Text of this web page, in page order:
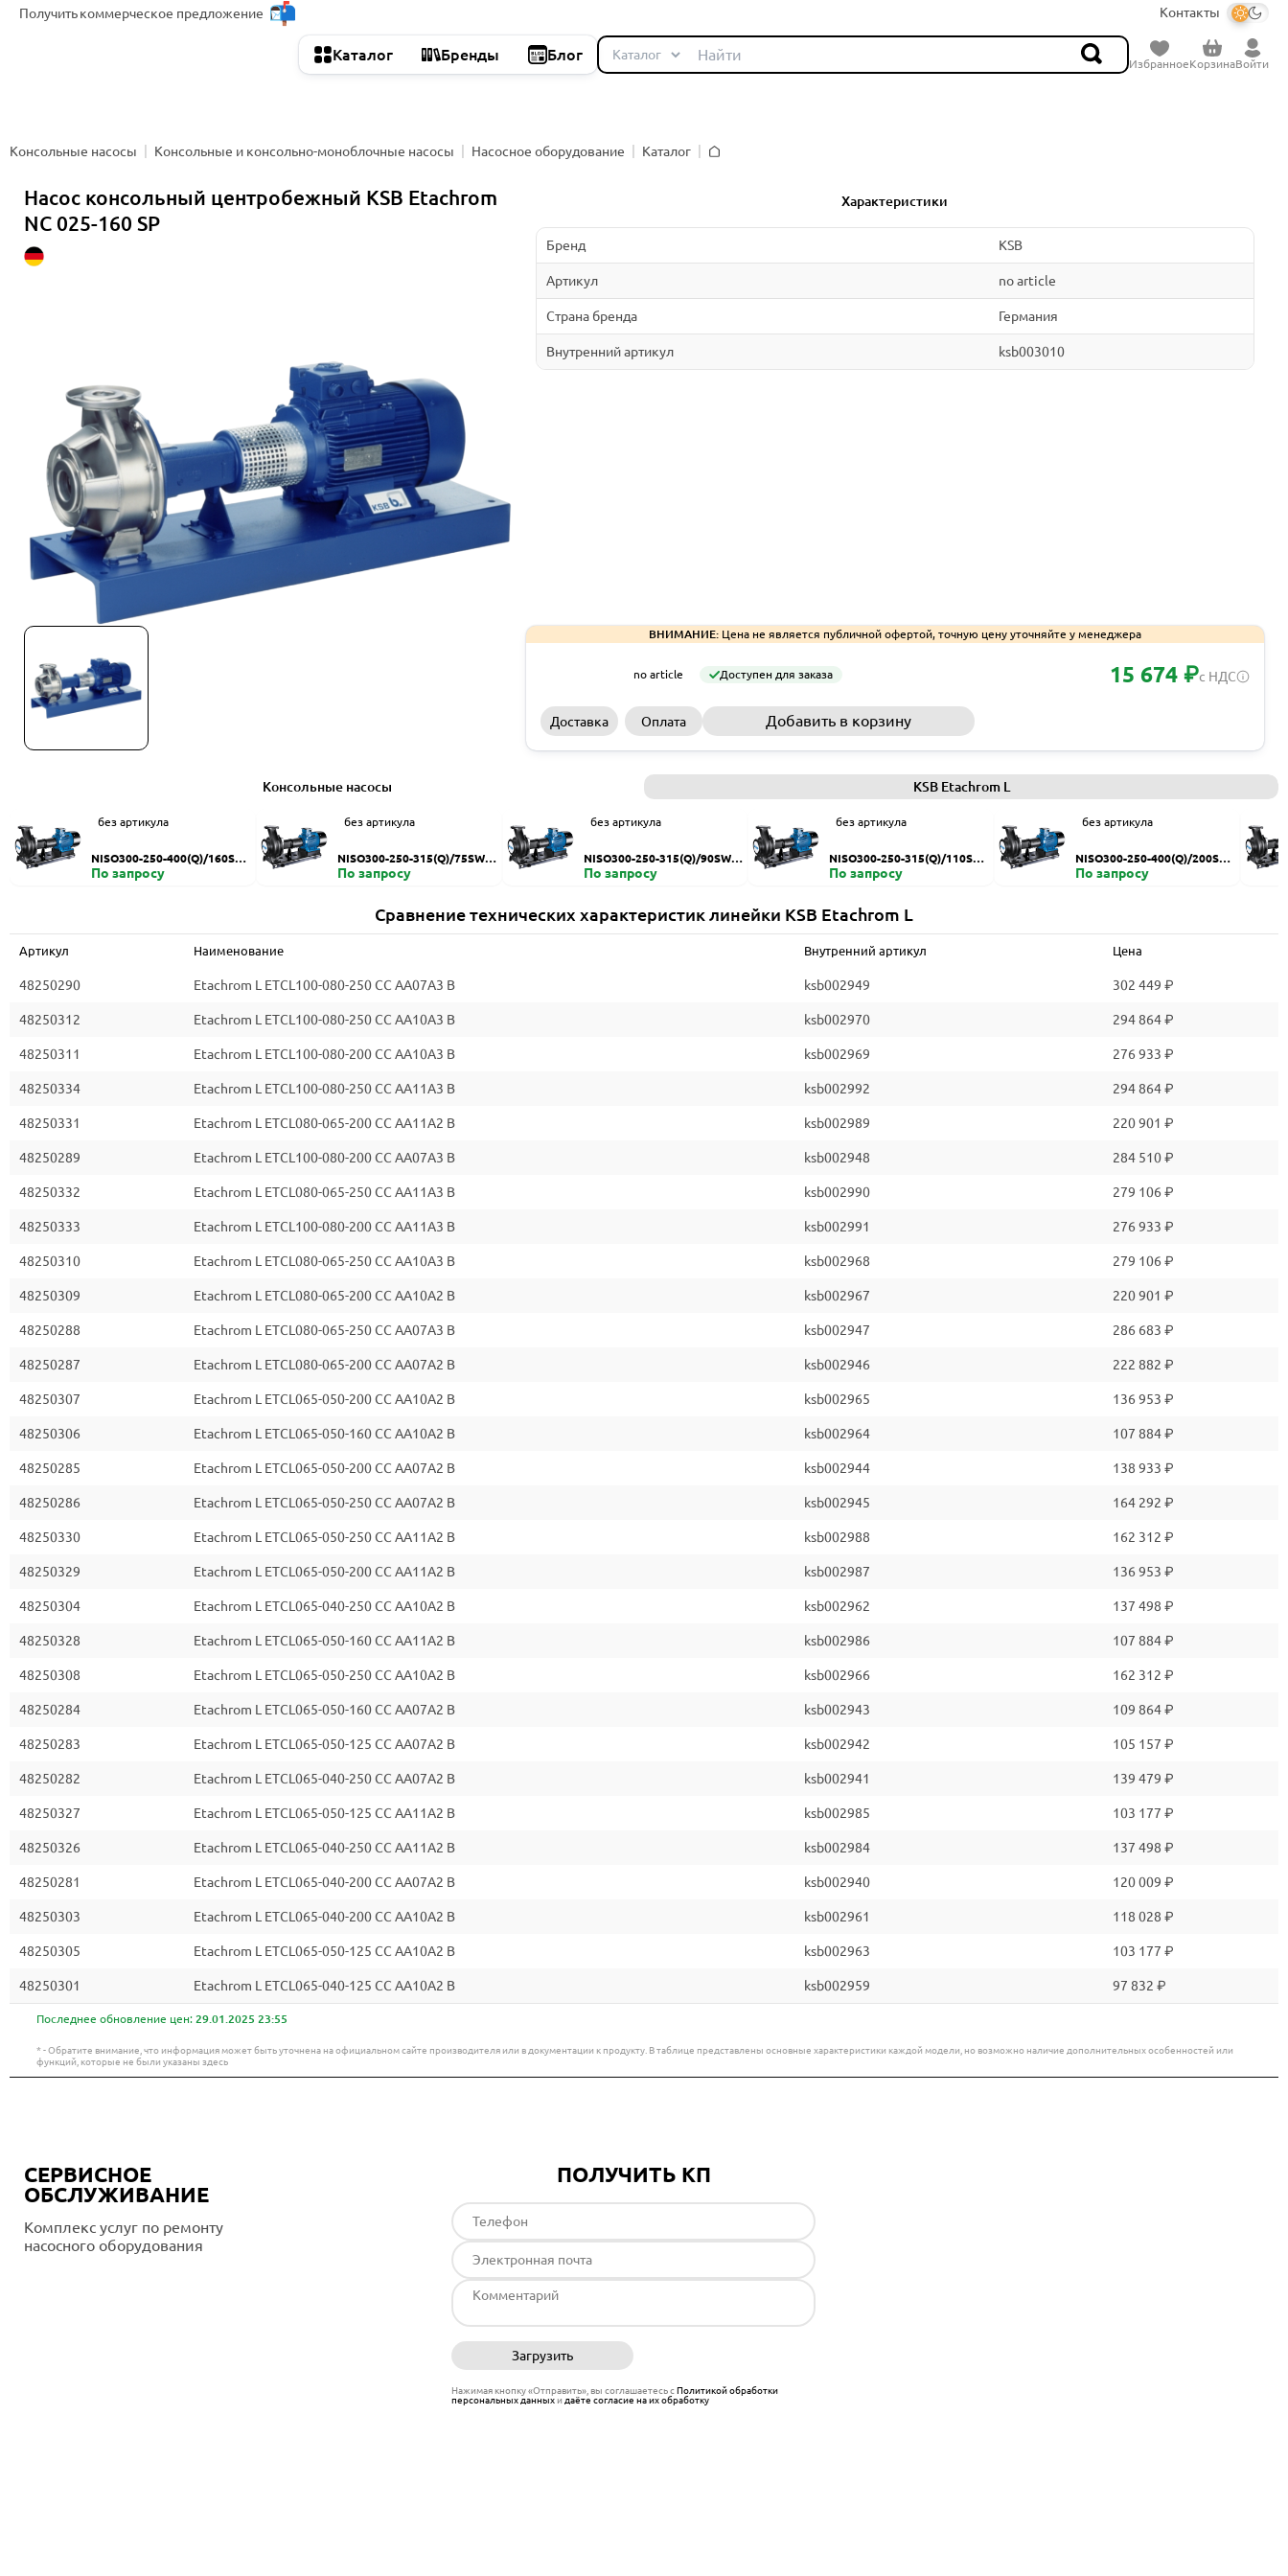
Получитькоммерческое предложение Контакты
Каталог Бренды Блог
ИзбранноеКорзинаВойти
Консольные насосы Консольные и консольно-моноблочные насосы Насосное оборудование
Каталог
Насос консольный центробежный KSB Etachrom
NC 025-160 SP
Характеристики
Бренд KSB
Артикул no article
Страна бренда Германия
Внутренний артикул ksb003010
ВНИМАНИЕ:Цена не является публичной офертой, точную цену уточняйте у менеджера
no article Доступен для заказа 15 674 ₽с НДС
Доставка Оплата Добавить в корзину
Консольные насосы KSB Etachrom L
без артикула
NISO300-250-400(Q)/160SW
HZDI
По запросу
без артикула
NISO300-250-315(Q)/75SWH
ZDI
По запросу
без артикула
NISO300-250-315(Q)/90SWH
ZDI
По запросу
без артикула
NISO300-250-315(Q)/110SW
HZDI
По запросу
без артикула
NISO300-250-400(Q)/200SW
HZDI
По запросу
Сравнение технических характеристик линейки KSB Etachrom L
Артикул Наименование Внутренний артикул Цена
48250290 Etachrom L ETCL100-080-250 CC AA07A3 B ksb002949 302 449 ₽
48250312 Etachrom L ETCL100-080-250 CC AA10A3 B ksb002970 294 864 ₽
48250311 Etachrom L ETCL100-080-200 CC AA10A3 B ksb002969 276 933 ₽
48250334 Etachrom L ETCL100-080-250 CC AA11A3 B ksb002992 294 864 ₽
48250331 Etachrom L ETCL080-065-200 CC AA11A2 B ksb002989 220 901 ₽
48250289 Etachrom L ETCL100-080-200 CC AA07A3 B ksb002948 284 510 ₽
48250332 Etachrom L ETCL080-065-250 CC AA11A3 B ksb002990 279 106 ₽
48250333 Etachrom L ETCL100-080-200 CC AA11A3 B ksb002991 276 933 ₽
48250310 Etachrom L ETCL080-065-250 CC AA10A3 B ksb002968 279 106 ₽
48250309 Etachrom L ETCL080-065-200 CC AA10A2 B ksb002967 220 901 ₽
48250288 Etachrom L ETCL080-065-250 CC AA07A3 B ksb002947 286 683 ₽
48250287 Etachrom L ETCL080-065-200 CC AA07A2 B ksb002946 222 882 ₽
48250307 Etachrom L ETCL065-050-200 CC AA10A2 B ksb002965 136 953 ₽
48250306 Etachrom L ETCL065-050-160 CC AA10A2 B ksb002964 107 884 ₽
48250285 Etachrom L ETCL065-050-200 CC AA07A2 B ksb002944 138 933 ₽
48250286 Etachrom L ETCL065-050-250 CC AA07A2 B ksb002945 164 292 ₽
48250330 Etachrom L ETCL065-050-250 CC AA11A2 B ksb002988 162 312 ₽
48250329 Etachrom L ETCL065-050-200 CC AA11A2 B ksb002987 136 953 ₽
48250304 Etachrom L ETCL065-040-250 CC AA10A2 B ksb002962 137 498 ₽
48250328 Etachrom L ETCL065-050-160 CC AA11A2 B ksb002986 107 884 ₽
48250308 Etachrom L ETCL065-050-250 CC AA10A2 B ksb002966 162 312 ₽
48250284 Etachrom L ETCL065-050-160 CC AA07A2 B ksb002943 109 864 ₽
48250283 Etachrom L ETCL065-050-125 CC AA07A2 B ksb002942 105 157 ₽
48250282 Etachrom L ETCL065-040-250 CC AA07A2 B ksb002941 139 479 ₽
48250327 Etachrom L ETCL065-050-125 CC AA11A2 B ksb002985 103 177 ₽
48250326 Etachrom L ETCL065-040-250 CC AA11A2 B ksb002984 137 498 ₽
48250281 Etachrom L ETCL065-040-200 CC AA07A2 B ksb002940 120 009 ₽
48250303 Etachrom L ETCL065-040-200 CC AA10A2 B ksb002961 118 028 ₽
48250305 Etachrom L ETCL065-050-125 CC AA10A2 B ksb002963 103 177 ₽
48250301 Etachrom L ETCL065-040-125 CC AA10A2 B ksb002959 97 832 ₽
Последнее обновление цен: 29.01.2025 23:55
* - Обратите внимание, что информация может быть уточнена на официальном сайте производителя или в документации к продукту. В таблице представлены основные характеристики каждой модели, но возможно наличие дополнительных особенностей или
функций, которые не были указаны здесь
СЕРВИСНОЕ
ОБСЛУЖИВАНИЕ
Комплекс услуг по ремонту
насосного оборудования
ПОЛУЧИТЬ КП
Загрузить
Нажимая кнопку «Отправить», вы соглашаетесь сПолитикой обработки
персональных данныхи даёте согласие на их обработку